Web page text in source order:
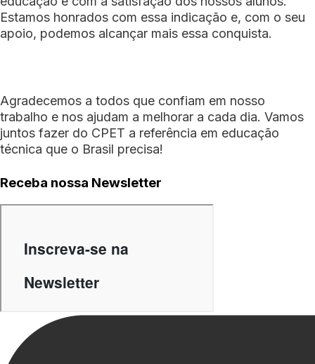
Estamos honrados com essa indicação e, com o seu
apoio, podemos alcançar mais essa conquista.
Agradecemos a todos que confiam em nosso
trabalho e nos ajudam a melhorar a cada dia. Vamos
juntos fazer do CPET a referência em educação
técnica que o Brasil precisa!
Receba nossa Newsletter